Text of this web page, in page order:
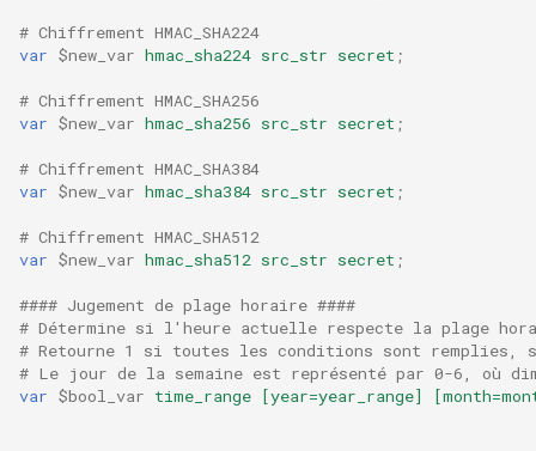
# Chiffrement HMAC_SHA224
var $new_var hmac_sha224 src_str secret ;
# Chiffrement HMAC_SHA256
var $new_var hmac_sha256 src_str secret ;
# Chiffrement HMAC_SHA384
var $new_var hmac_sha384 src_str secret ;
# Chiffrement HMAC_SHA512
var $new_var hmac_sha512 src_str secret ;
#### Jugement de plage horaire ####
# Détermine si l'heure actuelle respecte la plage
# Retourne 1 si toutes les conditions sont remplies,
# Le jour de la semaine est représenté par 0-6, où
var $bool_var time_range [year=year_range]